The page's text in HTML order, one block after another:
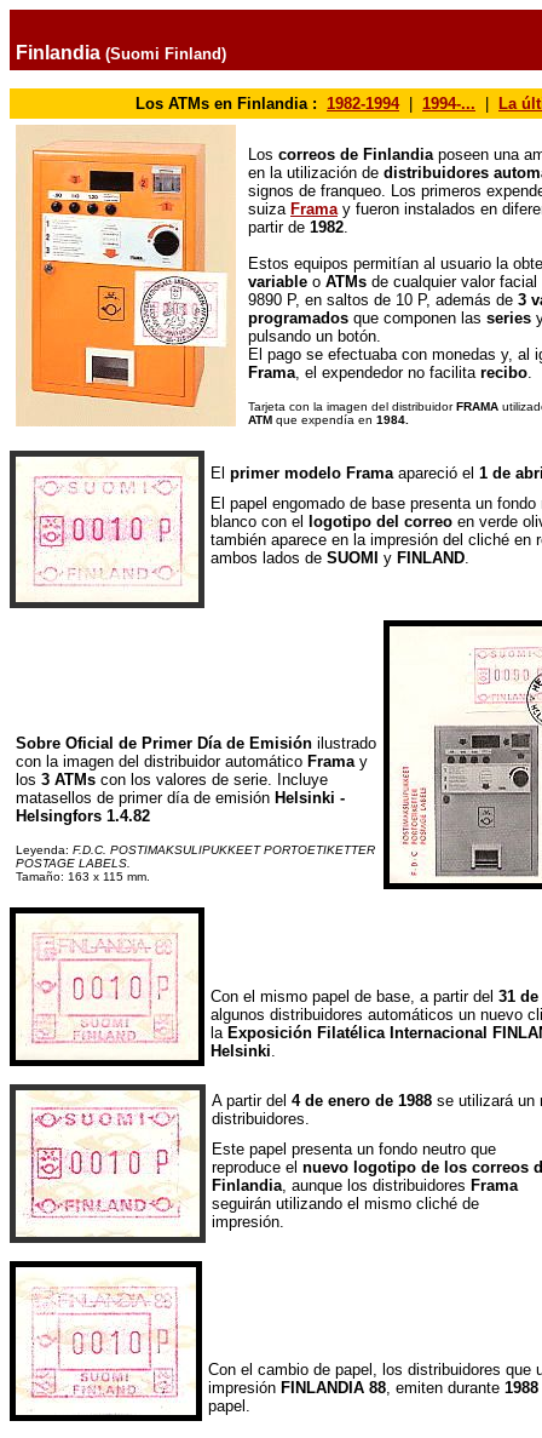
Finlandia (Suomi Finland)
Los ATMs en Finlandia : 1982-1994| 1994-... La
Los correos de Finlandiaposeen una
en la utilización de distribuidores
signos de franqueo. Los primeros
suiza Framay fueron instalados en
partir de 1982.
Estos equipos permitían al usuario la
variable o ATMs de cualquier valor
9890 P, en saltos de 10 P, además de 3
programados que componen las series
pulsando un botón.
El pago se efectuaba con monedas y, al
Frama, el expendedor no facilita recibo.
Tarjeta con la imagen del distribuidorFRAMA
ATM que expendía en 1984.
El primer modelo Framaapareció el 1 de
El papel engomado de base presenta un fondo
blanco con el
logotipo del correo en verde
también aparece en la impresión del cliché en
ambos lados de SUOMI y FINLAND.
Sobre Oficial de Primer Día de Emisión ilustrado
con la imagen del distribuidor automático Framay
los 3 ATMs con los valores de serie. Incluye
matasellos de primer día de emisión Helsinki -
Helsingfors 1.4.82
Leyenda: F.D.C. POSTIMAKSULIPUKKEET PORTOETIKETTER
POSTAGE LABELS.
Tamaño: 163 x 115 mm.
Con el mismo papel de base, a partir del 31
algunos distribuidores automáticos un nuevo
la Exposición Filatélica Internacional
Helsinki.
A partir del 4 de enero de 1988 se utilizará un
distribuidores.
Este papel presenta un fondo neutro que
reproduce el nuevo logotipo de los correos
Finlandia, aunque los distribuidores Frama
seguirán utilizando el mismo cliché de
impresión.
Con el cambio de papel, los distribuidores que
impresión FINLANDIA 88, emiten durante 1988
papel.